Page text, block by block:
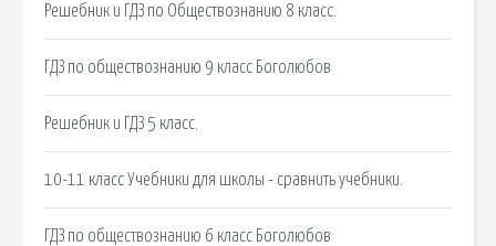
Решебник и ГДЗ по Обществознанию 8 класс.
ГДЗ по обществознанию 9 класс Боголюбов
Решебник и ГДЗ 5 класс.
10-11 класс Учебники для школы - сравнить учебники.
ГДЗ по обществознанию 6 класс Боголюбов